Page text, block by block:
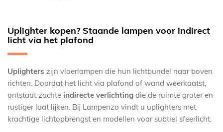
Uplighter kopen? Staande lampen voor indirect
licht via het plafond
Uplighters zijn vloerlampen die hun lichtbundel naar boven
richten. Doordat het licht via plafond of wand weerkaatst,
ontstaat zachte indirecte verlichting die de ruimte groter en
rustiger laat lijken. Bij Lampenzo vindt u uplighters met
krachtige lichtopbrengst en modellen voor subtiel sfeerlicht.